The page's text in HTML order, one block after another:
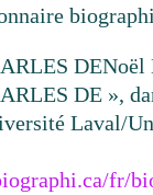
DENoël
DE »,
Laval/
fr/